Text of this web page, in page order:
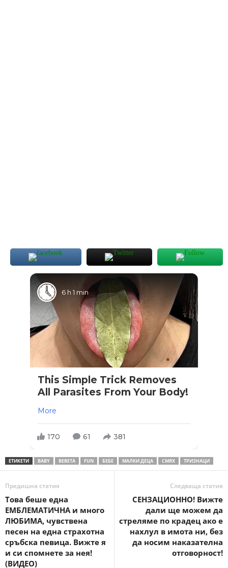
6 h 1 min
This Simple Trick Removes
All Parasites From Your Body!
More
170 61 381
ЕТИКЕТИ BABY BEBETA FUN БЕБЕ МАЛКИ ДЕЦА СМЯХ ТРИЗНАЦИ
Предишна статия
Това беше една
ЕМБЛЕМАТИЧНА и много
ЛЮБИМА, чувствена
песен на една страхотна
сръбска певица. Вижте я
и си спомнете за нея!
(ВИДЕО)
Следваща статия
СЕНЗАЦИОННО! Вижте
дали ще можем да
стреляме по крадец ако е
нахлул в имота ни, без
да носим наказателна
отговорност!